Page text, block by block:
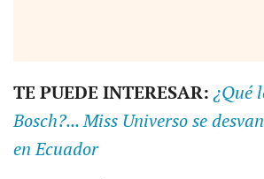
TE PUEDE INTERESAR: ¿Qué
Bosch?... Miss Universo se
en Ecuador